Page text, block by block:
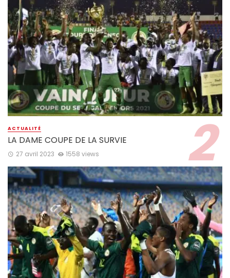
ACTUALITÉ
LA DAME COUPE DE LA SURVIE
27 avril 2023 1558 views